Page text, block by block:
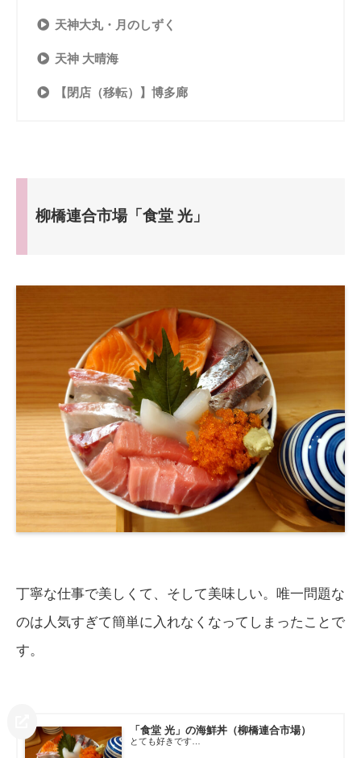
天神大丸・月のしずく
天神 大晴海
【閉店（移転）】博多廊
柳橋連合市場「食堂 光」
丁寧な仕事で美しくて、そして美味しい。唯一問題な
のは人気すぎて簡単に入れなくなってしまったことで
す。
「食堂 光」の海鮮丼（柳橋連合市場）
とても好きです…